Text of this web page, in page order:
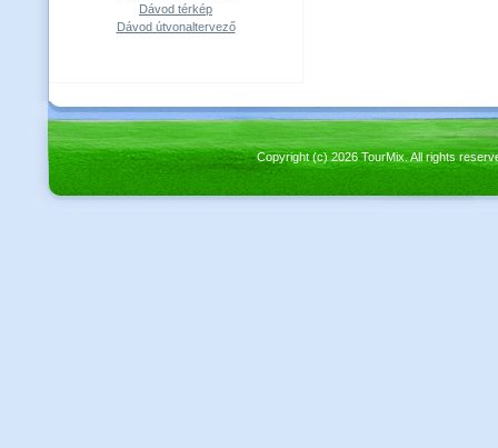
Dávod térkép
Dávod útvonaltervező
Copyright (c) 2026 TourMix. All rights